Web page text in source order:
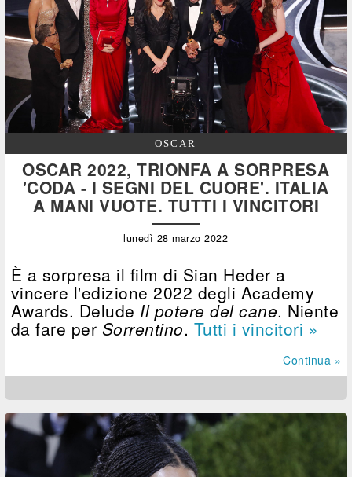
OSCAR
OSCAR 2022, TRIONFA A SORPRESA
'CODA - I SEGNI DEL CUORE'. ITALIA
A MANI VUOTE. TUTTI I VINCITORI
lunedì 28 marzo 2022
È a sorpresa il film di Sian Heder a
vincere l'edizione 2022 degli Academy
Awards. Delude Il potere del cane. Niente
da fare per Sorrentino. Tutti i vincitori »
Continua »